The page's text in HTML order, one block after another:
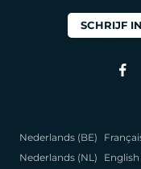
SCHRIJF
Nederlands (BE)
Nederlands (NL)
English